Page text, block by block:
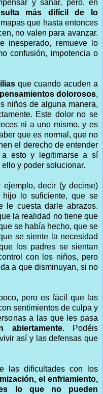
y sanar, pero, en
más difícil de lo
que hasta entonces
no valen para avanzar.
inesperado, remueve lo
confusión, impotencia o
que cuando acuden a
dolorosos,
niños de alguna manera,
Este dolor no se
ni a uno mismo, y es
que es normal, que no
el derecho de entender
esto y legitimarse a sí
y poder solucionar.
decir (y decirse)
lo suficiente, que se
le cuesta darle abrazos.
la realidad no tiene que
se había hecho, que se
se siente la necesidad
los padres se sientan
con los niños, pero
a que disminuyan, si no
pero es fácil que las
sentimientos de culpa y
a las que les pasa
abiertamente. Podéis
así y las defensas que
las dificultades con los
el enfriamiento,
lo que no pueden